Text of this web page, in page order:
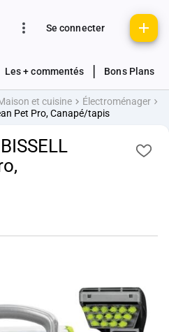
Se connecter
Les + commentés Bons Plans
et cuisine
Électroménager
Pet Pro, Canapé/tapis